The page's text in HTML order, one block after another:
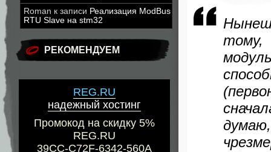
Roman к записи Реализация ModBus
RTU Slave на stm32
РЕКОМЕНДУЕМ
REG.RU
надежный хостинг
Промокод на скидку 5%
REG.RU
39CC-C72F-6342-560A